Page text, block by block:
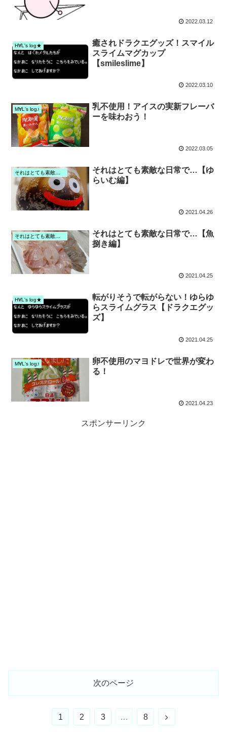
2022.03.12
H∀L's log★
癒されドラクエグッズ！スマイル
スライムマグカップ
【smileslime】
2022.03.10
M∀L's log♪
乳不使用！アイスの実新フレーバ
ーを味わおう！
2022.03.05
それはとても素敵な日常で…【ゆ
らいむ編】
2021.04.26
それはとても素敵な日常で…【魚
捌き編】
2021.04.25
H∀L's log★
転がりそうで転がらない！ゆらゆ
らスライムグラス【ドラクエグッ
ズ】
2021.04.25
M∀L's log♪
卵不使用のマヨドレで世界が変わ
る！
2021.04.23
スポンサーリンク
次のページ
1 2 3 … 8
次